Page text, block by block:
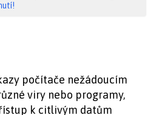
počítače nežádoucím
viry nebo programy,
k citlivým datům